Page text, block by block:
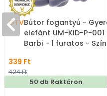
GTVBútor fogantyú -
elefánt UM-KID-P-001
Barbi - 1 furatos -
állatos gyerekbútor
fogantyú
339 Ft
424 Ft
50 db Raktáron